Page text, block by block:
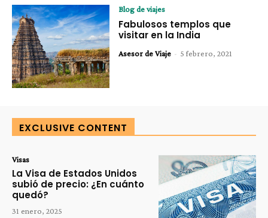
Blog de viajes
Fabulosos templos que
visitar en la India
Asesor de Viaje - 5 febrero, 2021
EXCLUSIVE CONTENT
Visas
La Visa de Estados Unidos
subió de precio: ¿En cuánto
quedó?
31 enero, 2025